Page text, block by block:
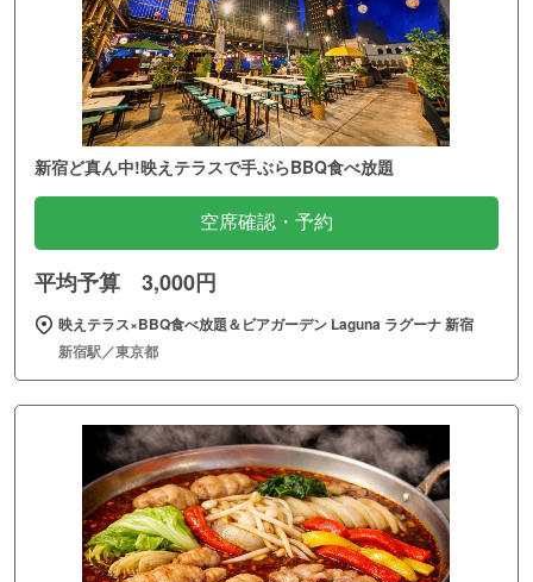
新宿ど真ん中!映えテラスで手ぶらBBQ食べ放題
空席確認・予約
平均予算 3,000円
映えテラス×BBQ食べ放題＆ビアガーデン Laguna ラグーナ 新宿
新宿駅／東京都